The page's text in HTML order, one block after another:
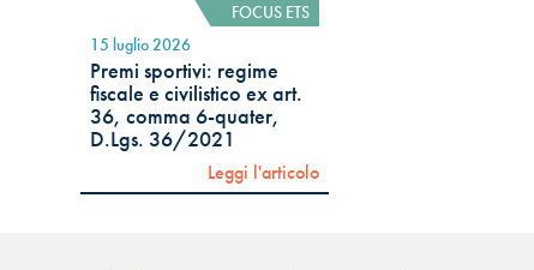
FOCUS ETS
15 luglio 2026
Premi sportivi: regime
fiscale e civilistico ex art.
36, comma 6-quater,
D.Lgs. 36/2021
Leggi l'articolo